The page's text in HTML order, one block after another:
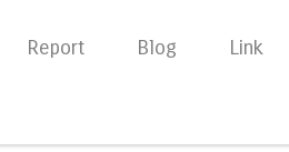
Report Blog Link